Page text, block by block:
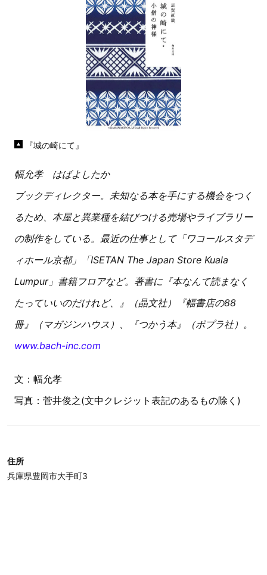
『城の崎にて』
幅允孝 はばよしたか
ブックディレクター。未知なる本を手にする機会をつく
るため、本屋と異業種を結びつける売場やライブラリー
の制作をしている。最近の仕事として「ワコールスタデ
ィホール京都」「ISETAN The Japan Store Kuala
Lumpur」書籍フロアなど。著書に『本なんて読まなく
たっていいのだけれど、』（晶文社）『幅書店の88
冊』（マガジンハウス）、『つかう本』（ポプラ社）。
www.bach-inc.com
文：幅允孝
写真：菅井俊之(文中クレジット表記のあるもの除く)
住所
兵庫県豊岡市大手町3